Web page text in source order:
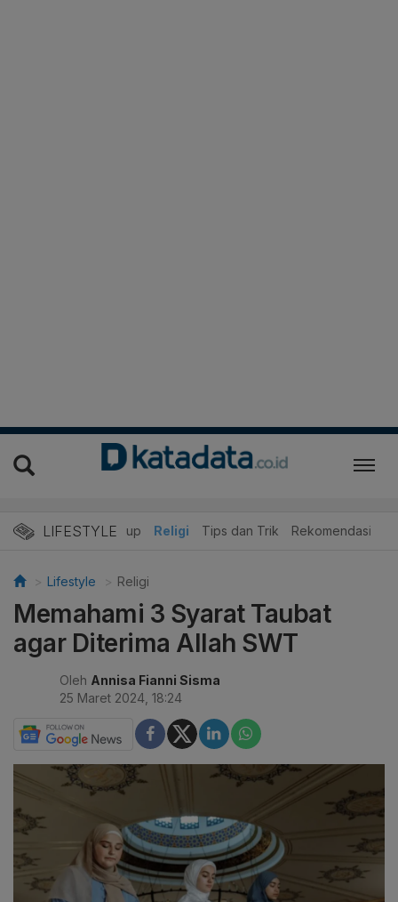
LIFESTYLE
Edukasi Gaya Hidup Religi Tips dan Trik Rekomendasi
Lifestyle Religi
Memahami 3 Syarat Taubat
agar Diterima Allah SWT
Oleh Annisa Fianni Sisma
25 Maret 2024, 18:24